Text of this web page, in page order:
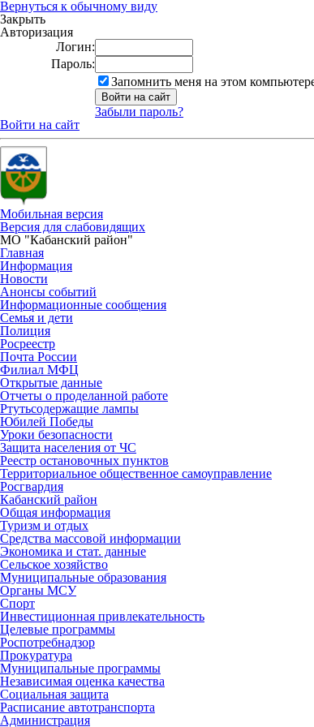
Вернуться к обычному виду
Закрыть
Авторизация
Логин:
Пароль:
Запомнить меня на этом
Забыли пароль?
Войти на сайт
Мобильная версия
Версия для слабовидящих
МО "Кабанский район"
Главная
Информация
Новости
Анонсы событий
Информационные сообщения
Семья и дети
Полиция
Росреестр
Почта России
Филиал МФЦ
Открытые данные
Отчеты о проделанной работе
Ртутьсодержащие лампы
Юбилей Победы
Уроки безопасности
Защита населения от ЧС
Реестр остановочных пунктов
Территориальное общественное самоуправление
Росгвардия
Кабанский район
Общая информация
Туризм и отдых
Средства массовой информации
Экономика и стат. данные
Сельское хозяйство
Муниципальные образования
Органы МСУ
Спорт
Инвестиционная привлекательность
Целевые программы
Роспотребнадзор
Прокуратура
Муниципальные программы
Независимая оценка качества
Социальная защита
Расписание автотранспорта
Администрация